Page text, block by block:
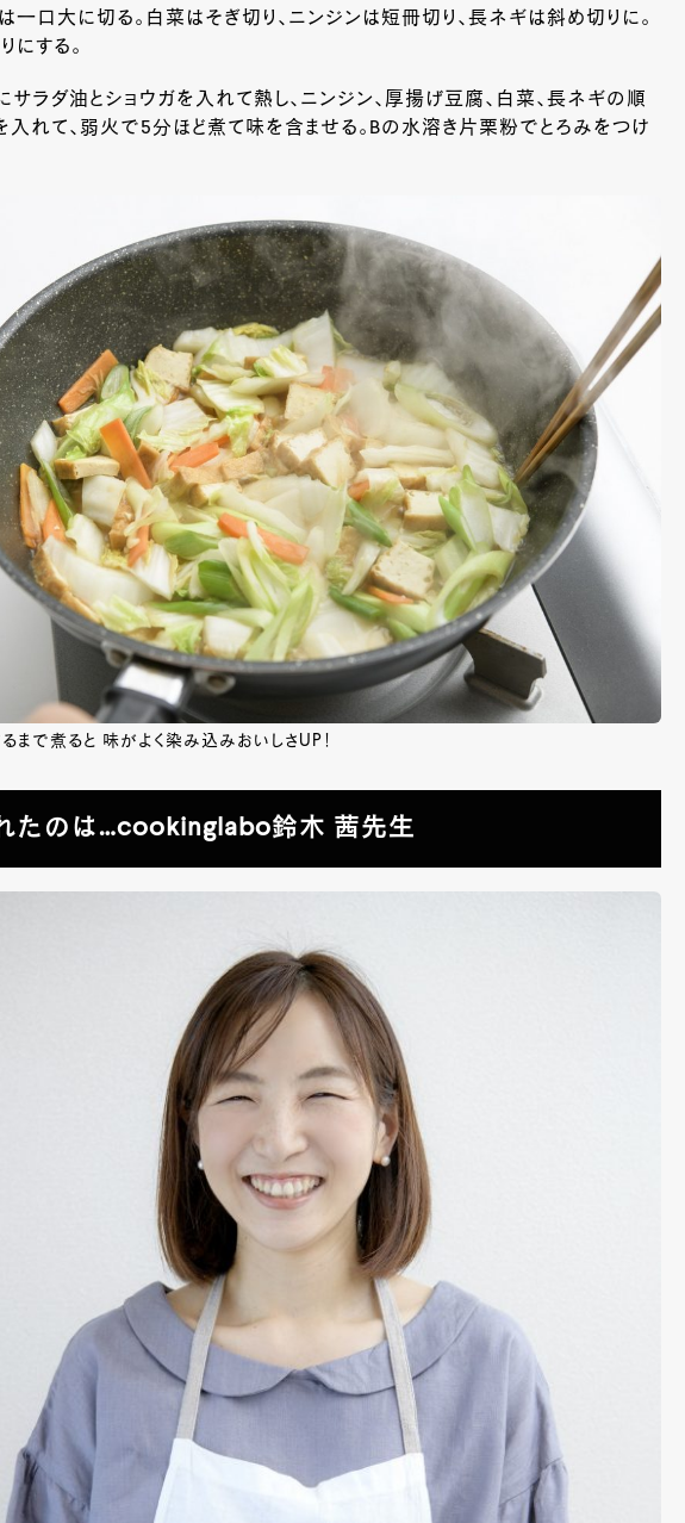
口大に切る。白菜はそぎ切り、ニンジンは短冊切り、長ネギは斜め切りに。
にする。
ラダ油とショウガを入れて熱し、ニンジン、厚揚げ豆腐、白菜、長ネギの順
入れて、弱火で5分ほど煮て味を含ませる。 Bの水溶き片栗粉でとろみをつけ
まで煮ると 味がよく染み込みおいしさUP！
たのは…cookinglabo鈴木 茜先生